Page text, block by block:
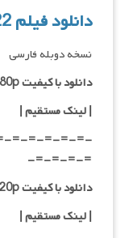
دانلود فیلم HIT The 2nd Case 2022
نسخه دوبله فارسی
دانلود با کیفیت BluRay 1080p
|لینک مستقیم |
=-=-=-=-=-
=-=-=-=-
دانلود با کیفیت BluRay 720p
| لینک مستقیم |